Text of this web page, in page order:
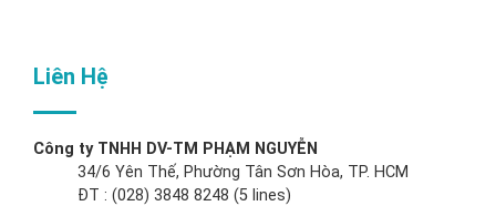
Liên Hệ
Công ty TNHH DV-TM PHẠM NGUYỄN
34/6 Yên Thế, Phường Tân Sơn Hòa, TP. HCM
ĐT : (028) 3848 8248 (5 lines)